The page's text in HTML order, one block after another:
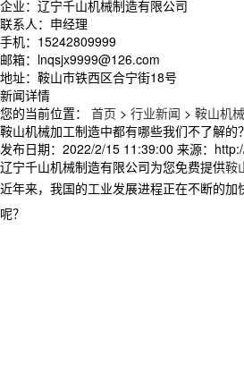
企业：辽宁千山机械制造有限公司
联系人：申经理
手机：15242809999
邮箱：lnqsjx9999@126.com
地址：鞍山市铁西区合宁街18号
新闻详情
您的当前位置： 首页 > 行业新闻 > 鞍山机
鞍山机械加工制造中都有哪些我们不了解的？
发布日期： 2022/2/15 11:39:00 来源：
辽宁千山机械制造有限公司为您免费提供鞍
近年来，我国的工业发展进程正在不断的加
呢？